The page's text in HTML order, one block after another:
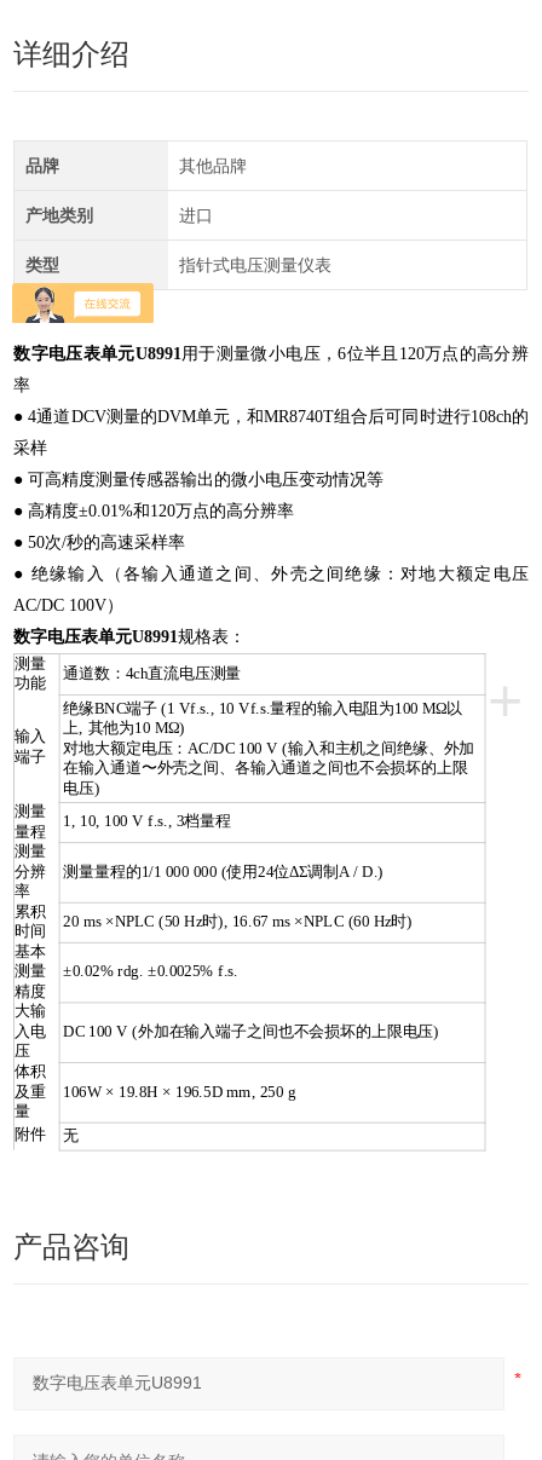
详细介绍
品牌 其他品牌
产地类别 进口
类型 指针式电压测量仪表
数字电压表单元U8991用于测量微小电压，6位半且120万点的高分辨
率
● 4通道DCV测量的DVM单元，和MR8740T组合后可同时进行108ch的
采样
● 可高精度测量传感器输出的微小电压变动情况等
● 高精度±0.01%和120万点的高分辨率
● 50次/秒的高速采样率
● 绝缘输入（各输入通道之间、外壳之间绝缘：对地大额定电压
AC/DC 100V）
数字电压表单元U8991规格表：
+
测量
功能
通道数：4ch直流电压测量
输入
端子
绝缘BNC端子 (1 Vf.s., 10 Vf.s.量程的输入电阻为100 MΩ以
上, 其他为10 MΩ)
对地大额定电压：AC/DC 100 V (输入和主机之间绝缘、外加
在输入通道〜外壳之间、各输入通道之间也不会损坏的上限
电压)
测量
量程
1, 10, 100 V f.s., 3档量程
测量
分辨
率
测量量程的1/1 000 000 (使用24位ΔΣ调制A / D.)
累积
时间
20 ms ×NPLC (50 Hz时), 16.67 ms ×NPLC (60 Hz时)
基本
测量
精度
±0.02% rdg. ±0.0025% f.s.
大输
入电
压
DC 100 V (外加在输入端子之间也不会损坏的上限电压)
体积
及重
量
106W × 19.8H × 196.5D mm, 250 g
附件 无
产品咨询